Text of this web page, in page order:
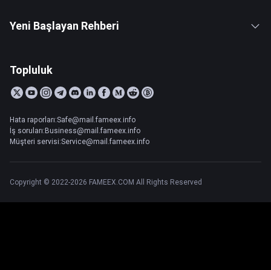
Yeni Başlayan Rehberi
Topluluk
Hata raporları:Safe@mail.fameex.info
İş soruları:Business@mail.fameex.info
Müşteri servisi:Service@mail.fameex.info
Copyright © 2022-2026 FAMEEX.COM All Rights Reserved